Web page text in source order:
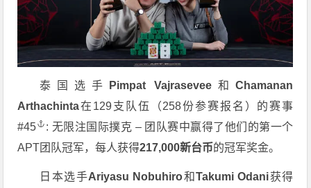
泰国选手 Pimpat Vajrasevee 和Chamanan
Arthachinta在129支队伍（258份参赛报名）的赛事
#45
: 无限注国际撲克 – 团队赛中赢得了他们的第一个
APT团队冠军，每人获得217,000新台币的冠军奖金。
日本选手Ariyasu Nobuhiro和Takumi Odani获得